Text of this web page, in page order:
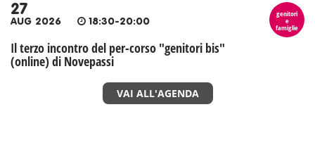
27
AUG 2026 18:30-20:00
Il terzo incontro del per-corso "genitori bis"
(online) di Novepassi
genitori
e
famiglie
VAI ALL'AGENDA